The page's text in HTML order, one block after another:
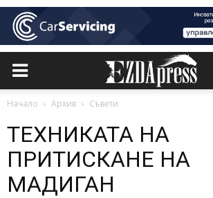
Начало Архив Съвети
ТЕХНИКАТА НА
ПРИТИСКАНЕ НА
МАДИГАН